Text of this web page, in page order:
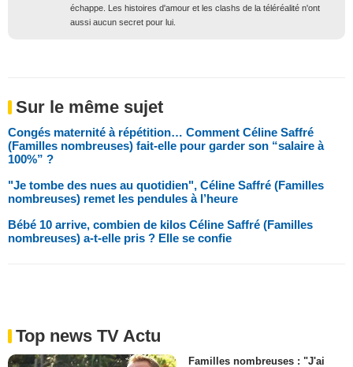
échappe. Les histoires d'amour et les clashs de la téléréalité n'ont
aussi aucun secret pour lui.
Sur le même sujet
Congés maternité à répétition… Comment Céline Saffré
(Familles nombreuses) fait-elle pour garder son “salaire à
100%” ?
"Je tombe des nues au quotidien", Céline Saffré (Familles
nombreuses) remet les pendules à l’heure
Bébé 10 arrive, combien de kilos Céline Saffré (Familles
nombreuses) a-t-elle pris ? Elle se confie
Top news TV Actu
Familles nombreuses : "J'ai